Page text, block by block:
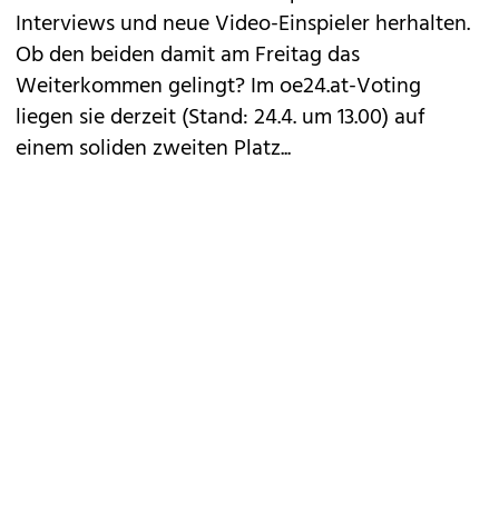
Interviews und neue Video-Einspieler herhalten.
Ob den beiden damit am Freitag das
Weiterkommen gelingt? Im oe24.at-Voting
liegen sie derzeit (Stand: 24.4. um 13.00) auf
einem soliden zweiten Platz...